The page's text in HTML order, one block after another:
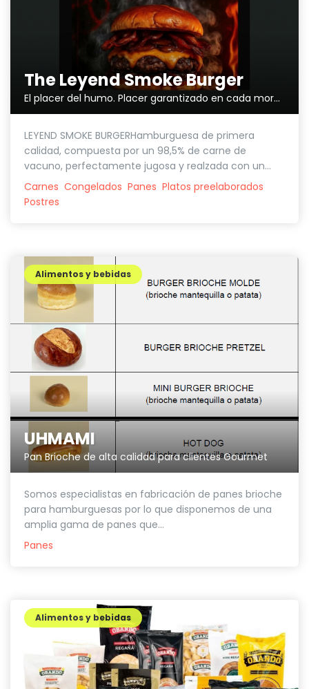
The Leyend Smoke Burger
El placer del humo. Placer garantizado en cada mordisco.
LEYEND SMOKE BURGERHamburguesa de primera
calidad, compuesta por un 98,5% de carne de
vacuno, perfectamente jugosa y realzada con un...
Carnes Congelados Panes Platos preelaborados
Postres
UHMAMI
Pan Brioche de alta calidad para clientes Gourmet
Alimentos y bebidas
Somos especialistas en fabricación de panes brioche
para hamburguesas por lo que disponemos de una
amplia gama de panes que...
Panes
Alimentos y bebidas